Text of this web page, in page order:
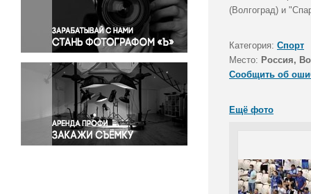
Правосудие
Происшествия и конфликты
Религия
Светская жизнь
Спорт
Экология
Экономика и бизнес
(Волгоград) и
Категория: Спорт
Место: Россия,
Сообщить об
Ещё фото